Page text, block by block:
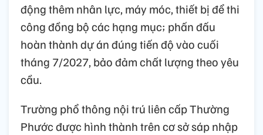
động thêm nhân lực, máy móc, thiết bị để thi
công đồng bộ các hạng mục; phấn đấu
hoàn thành dự án đúng tiến độ vào cuối
tháng 7/2027, bảo đảm chất lượng theo yêu
cầu.
Trường phổ thông nội trú liên cấp Thường
Phước được hình thành trên cơ sở sáp nhập